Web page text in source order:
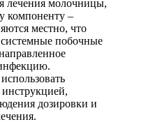
лечения молочницы,
компоненту –
местно, что
побочные
дозировки и